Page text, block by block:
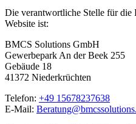
Die verantwortliche Stelle für die
Website ist:
BMCS Solutions GmbH
Gewerbepark An der Beek 255
Gebäude 18
41372 Niederkrüchten
Telefon: +49 15678237638
E-Mail: